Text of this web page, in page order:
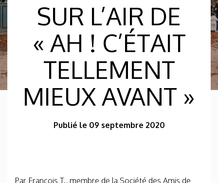
SUR L’AIR DE
« AH ! C’ÉTAIT
TELLEMENT
MIEUX AVANT »
Publié le 09 septembre 2020
Par François T., membre de la Société des Amis de